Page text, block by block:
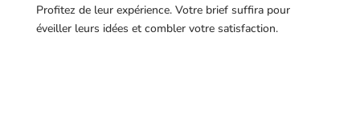
Profitez de leur expérience. Votre brief suffira pour
éveiller leurs idées et combler votre satisfaction.